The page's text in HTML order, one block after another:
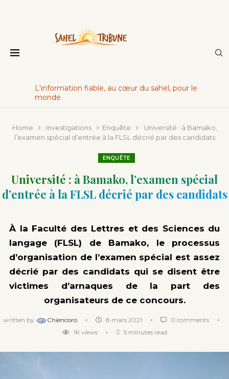
L'information fiable, au cœur du sahel, pour le
monde
Home Investigations Enquête
Université : à Bamako,
l’examen spécial d’entrée à la FLSL décrié par des candidats
ENQUÊTE
Université : à Bamako, l’examen spécial
d’entrée à la FLSL décrié par des candidats
À la Faculté des Lettres et des Sciences du
langage (FLSL) de Bamako, le processus
d’organisation de l’examen spécial est assez
décrié par des candidats qui se disent être
victimes d’arnaques de la part des
organisateurs de ce concours.
written by Chiencoro 8 mars 2021
0 comments
1Kviews 5 minutes read